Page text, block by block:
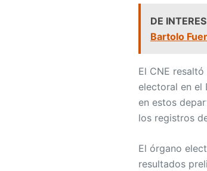
DE INTERES
Bartolo
El CNE
electoral en el
en estos
los registros
El órgano
resultados